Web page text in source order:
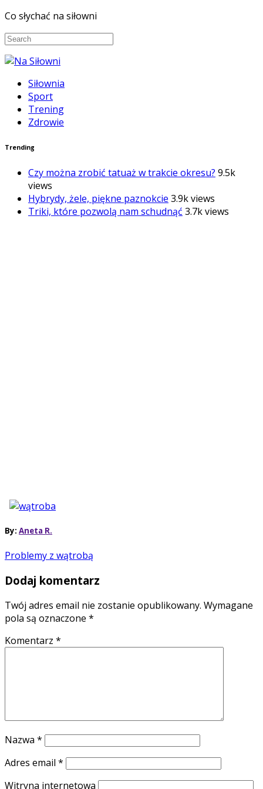
Co słychać na siłowni
Siłownia
Sport
Trening
Zdrowie
Trending
Czy można zrobić tatuaż w trakcie okresu? 9.5k
views
Hybrydy, żele, piękne paznokcie 3.9k views
Triki, które pozwolą nam schudnąć 3.7k views
By: Aneta R.
Problemy z wątrobą
Dodaj komentarz
Twój adres email nie zostanie opublikowany. Wymagane
pola są oznaczone *
Komentarz *
Nazwa *
Adres email *
Witryna internetowa